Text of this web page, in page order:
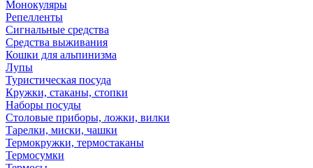
Монокуляры
Репелленты
Сигнальные средства
Средства выживания
Кошки для альпинизма
Лупы
Туристическая посуда
Кружки, стаканы, стопки
Наборы посуды
Столовые приборы, ложки, вилки
Тарелки, миски, чашки
Термокружки, термостаканы
Термосумки